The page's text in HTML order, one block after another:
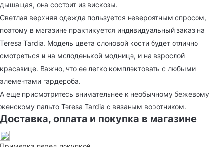
дышащая, она состоит из вискозы.
Светлая верхняя одежда пользуется невероятным спросом,
поэтому в магазине практикуется индивидуальный заказ на
Teresa Tardia. Модель цвета слоновой кости будет отлично
смотреться и на молоденькой моднице, и на взрослой
красавице. Важно, что ее легко комплектовать с любыми
элементами гардероба.
А еще присмотритесь внимательнее к необычному бежевому
женскому пальто Teresa Tardia с вязаным воротником.
Доставка, оплата и покупка в магазине